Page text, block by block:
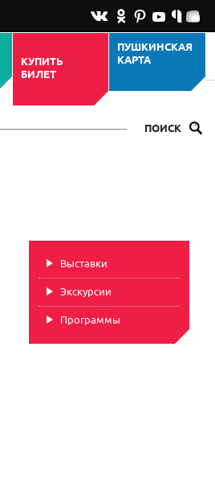
КУПИТЬ
БИЛЕТ
ПУШКИНСКАЯ
КАРТА
ПОИСК
Выставки
Экскурсии
Программы